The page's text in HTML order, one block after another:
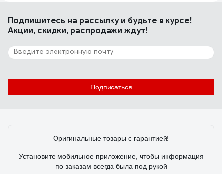
Байпас
3 отзыва
SmartWatt AVR SERVO 20000SF
надежное решение. Рекомендую.
Подпишитесь на рассылкуи будьте в курсе!
Акции, скидки, распродажи ждут!
Подписаться
Оригинальные товары с гарантией!
Установите мобильное приложение, чтобы информация
по заказам всегда была под рукой